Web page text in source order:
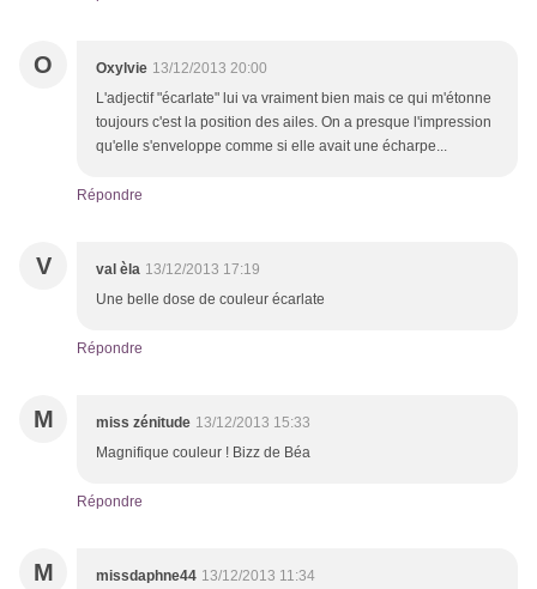
O Oxylvie 13/12/2013 20:00
L'adjectif "écarlate" lui va vraiment bien mais ce qui m'étonne
toujours c'est la position des ailes. On a presque l'impression
qu'elle s'enveloppe comme si elle avait une écharpe...
Répondre
V val èla 13/12/2013 17:19
Une belle dose de couleur écarlate
Répondre
M miss zénitude 13/12/2013 15:33
Magnifique couleur ! Bizz de Béa
Répondre
M missdaphne44 13/12/2013 11:34